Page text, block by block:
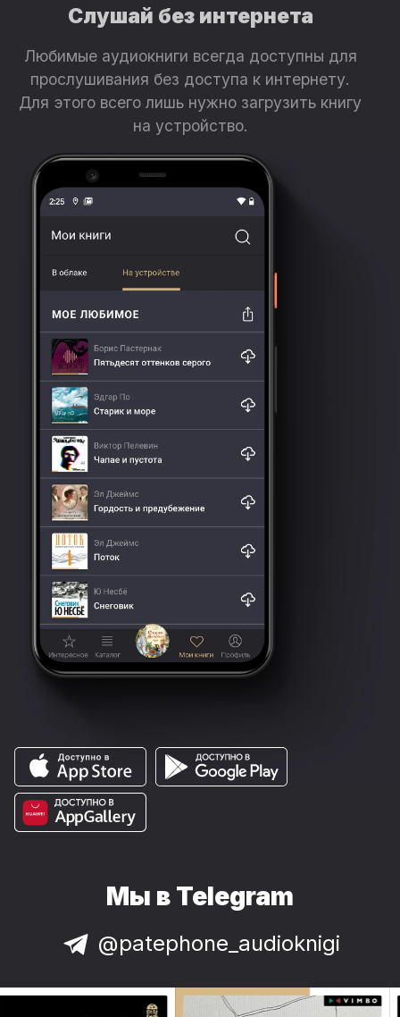
Слушай без интернета
Любимые аудиокниги всегда доступны для
прослушивания без доступа к интернету.
Для этого всего лишь нужно загрузить книгу
на устройство.
Мы в Telegram
@patephone_audioknigi